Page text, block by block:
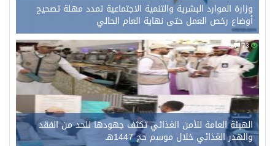
وزارة الموارد البشرية والتنمية الاجتماعية تمدد مهلة تصحيح
أوضاع رخص العمل حتى نهاية العام الحالي
73
0
الهيئة العامة للأمن الغذائي تكثف جهودها للحد من الفقد
والهدر الغذائي خلال موسم حج 1447هـ